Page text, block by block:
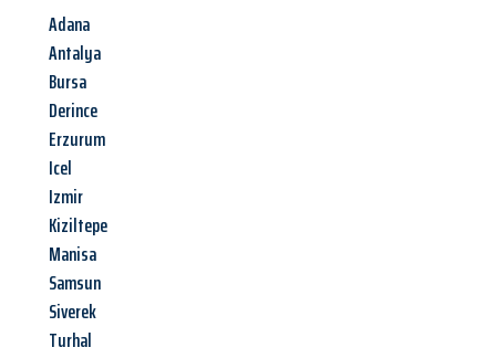
Adana
Antalya
Bursa
Derince
Erzurum
Icel
Izmir
Kiziltepe
Manisa
Samsun
Siverek
Turhal